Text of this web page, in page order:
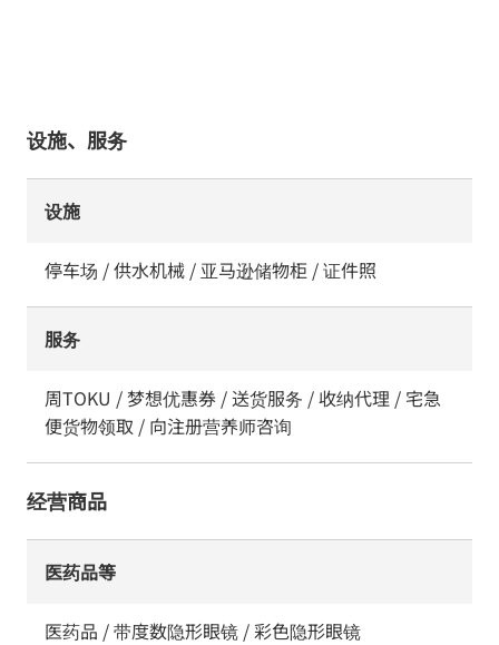
设施、服务
设施
停车场 / 供水机械 / 亚马逊储物柜 / 证件照
服务
周TOKU / 梦想优惠券 / 送货服务 / 收纳代理 / 宅急
便货物领取 / 向注册营养师咨询
经营商品
医药品等
医药品 / 带度数隐形眼镜 / 彩色隐形眼镜